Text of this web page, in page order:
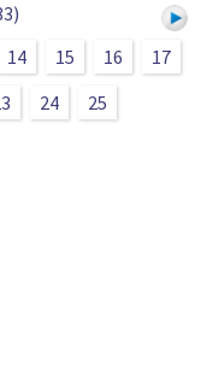
14 15 16
17
24 25